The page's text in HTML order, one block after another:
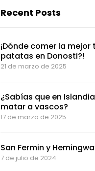
Recent Posts
¡Dónde comer la
patatas en Donosti?!
21 de marzo de 2025
¿Sabías que en
matar a vascos?
17 de marzo de 2025
San Fermin y
7 de julio de 2024